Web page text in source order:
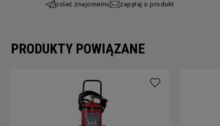
poleć znajomemu zapytaj o produkt
PRODUKTY POWIĄZANE